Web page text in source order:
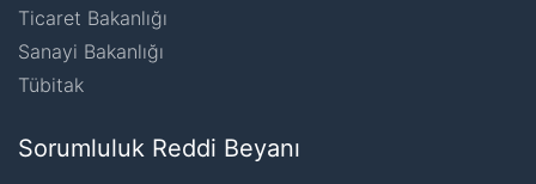
Ticaret Bakanlığı
Sanayi Bakanlığı
Tübitak
Sorumluluk Reddi Beyanı